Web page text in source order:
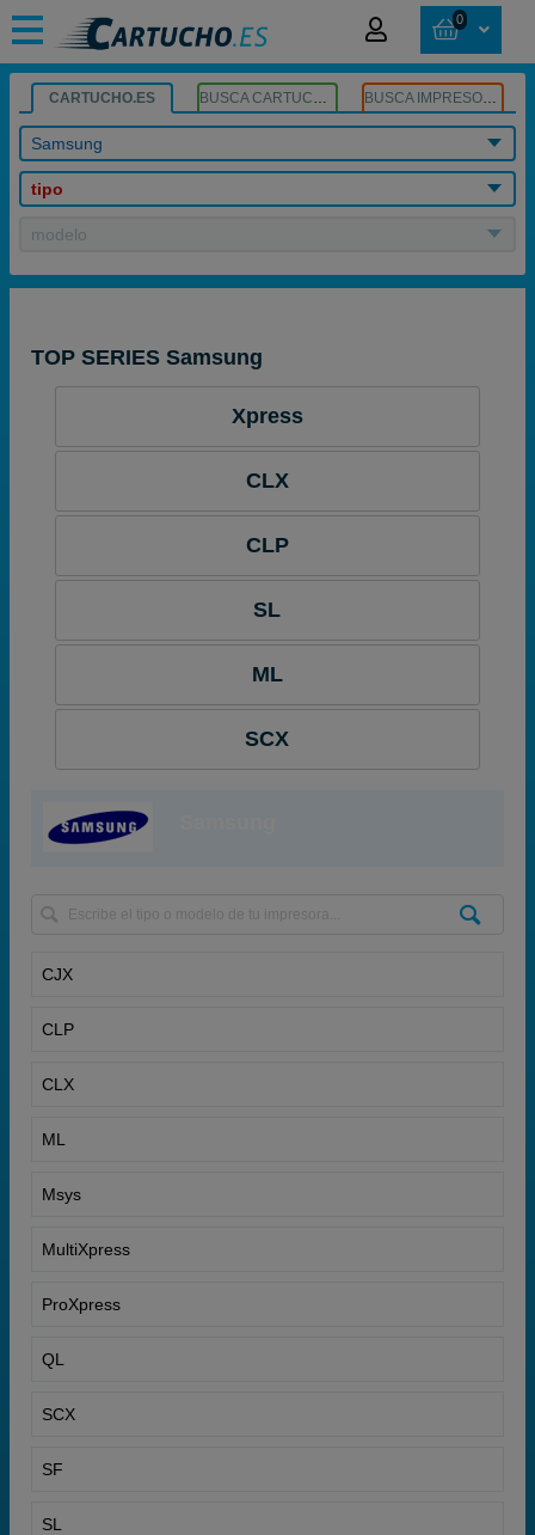
0
CARTUCHO.ES BUSCA CARTUCHOS BUSCA IMPRESORA
Samsung
tipo
modelo
TOP SERIES Samsung
Xpress
CLX
CLP
SL
ML
SCX
CJX
CLP
CLX
ML
Msys
MultiXpress
ProXpress
QL
SCX
SF
SL